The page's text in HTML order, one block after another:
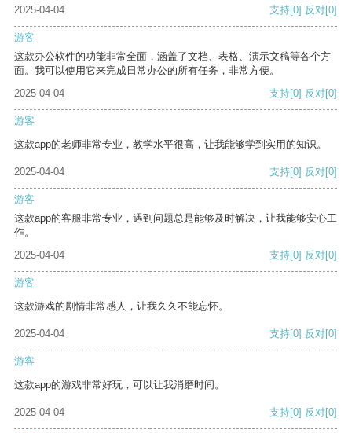
2025-04-04 支持[0] 反对[0]
游客
这款办公软件的功能非常全面，涵盖了文档、表格、演示文稿等各个方
面。我可以使用它来完成日常办公的所有任务，非常方便。
2025-04-04
支持[0] 反对[0]
游客
这款app的老师非常专业，教学水平很高，让我能够学到实用的知识。
2025-04-04 支持[0] 反对[0]
游客
这款app的客服非常专业，遇到问题总是能够及时解决，让我能够安心工
作。
2025-04-04
支持[0] 反对[0]
游客
这款游戏的剧情非常感人，让我久久不能忘怀。
2025-04-04 支持[0] 反对[0]
游客
这款app的游戏非常好玩，可以让我消磨时间。
2025-04-04 支持[0] 反对[0]